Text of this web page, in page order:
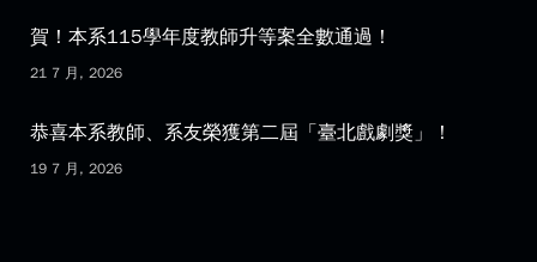
賀！本系115學年度教師升等案全數通過！
21 7 月, 2026
恭喜本系教師、系友榮獲第二屆「臺北戲劇獎」！
19 7 月, 2026